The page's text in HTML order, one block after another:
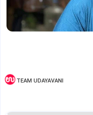
TEAM UDAYAVANI